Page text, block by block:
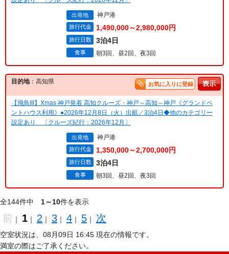
出発地 神戸港
旅行代金 1,490,000～2,980,000円
旅行日数 3泊4日
食事 朝3回、昼2回、夜3回
目的地：高知県 お気に入りに登録
【飛鳥III】Xmas 神戸発着 高知クルーズ・神戸～高知～神戸《グランドペ
ントハウス利用》●2026年12月8日（火）出航／3泊4日◆他のカテゴリー
設定あり 〔クルーズ紀行：2026年12月〕
出発地 神戸港
旅行代金 1,350,000～2,700,000円
旅行日数 3泊4日
食事 朝3回、昼2回、夜3回
全144件中 1～10件を表示
前 ｜ 1 ｜ 2 ｜ 3 ｜ 4 ｜ 5 ｜ 次
空室状況は、08月09日 16:45 現在の情報です。
満室の際はご了承ください。